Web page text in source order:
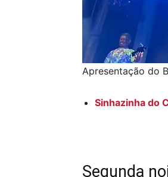
Apresentação do
Sinhazinha do
Segunda